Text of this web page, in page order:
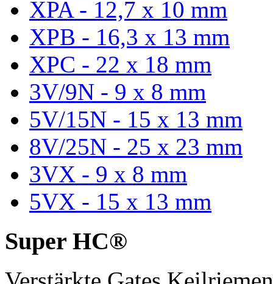
XPA - 12,7 x 10 mm
XPB - 16,3 x 13 mm
XPC - 22 x 18 mm
3V/9N - 9 x 8 mm
5V/15N - 15 x 13 mm
8V/25N - 25 x 23 mm
3VX - 9 x 8 mm
5VX - 15 x 13 mm
Super HC®